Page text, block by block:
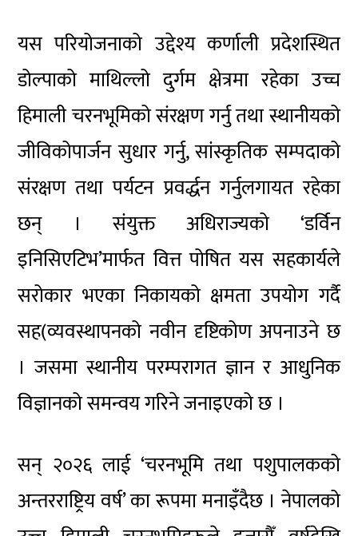
यस परियोजनाको उद्देश्य कर्णाली प्रदेशस्थित
डोल्पाको माथिल्लो दुर्गम क्षेत्रमा रहेका उच्च
हिमाली चरनभूमिको संरक्षण गर्नु तथा स्थानीयको
जीविकोपार्जन सुधार गर्नु, सांस्कृतिक सम्पदाको
संरक्षण तथा पर्यटन प्रवर्द्धन गर्नुलगायत रहेका
छन् । संयुक्त अधिराज्यको ‘डर्विन
इनिसिएटिभ’मार्फत वित्त पोषित यस सहकार्यले
सरोकार भएका निकायको क्षमता उपयोग गर्दै
सह(व्यवस्थापनको नवीन दृष्टिकोण अपनाउने छ
। जसमा स्थानीय परम्परागत ज्ञान र आधुनिक
विज्ञानको समन्वय गरिने जनाइएको छ ।
सन् २०२६ लाई ‘चरनभूमि तथा पशुपालकको
अन्तरराष्ट्रिय वर्ष’ का रूपमा मनाइँदैछ । नेपालको